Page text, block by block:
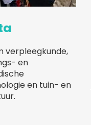
verpleegkunde,
en
en tuin- en